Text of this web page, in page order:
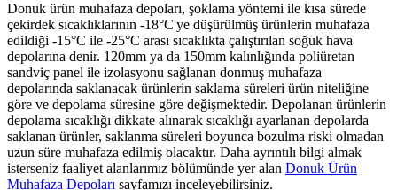
Donuk ürün muhafaza depoları, şoklama yöntemi ile kısa sürede
çekirdek sıcaklıklarının -18°C'ye düşürülmüş ürünlerin muhafaza
edildiği -15°C ile -25°C arası sıcaklıkta çalıştırılan soğuk hava
depolarına denir. 120mm ya da 150mm kalınlığında poliüretan
sandviç panel ile izolasyonu sağlanan donmuş muhafaza
depolarında saklanacak ürünlerin saklama süreleri ürün niteliğine
göre ve depolama süresine göre değişmektedir. Depolanan ürünlerin
depolama sıcaklığı dikkate alınarak sıcaklığı ayarlanan depolarda
saklanan ürünler, saklanma süreleri boyunca bozulma riski olmadan
uzun süre muhafaza edilmiş olacaktır. Daha ayrıntılı bilgi almak
isterseniz faaliyet alanlarımız bölümünde yer alan Donuk Ürün
Muhafaza Depoları sayfamızı inceleyebilirsiniz.